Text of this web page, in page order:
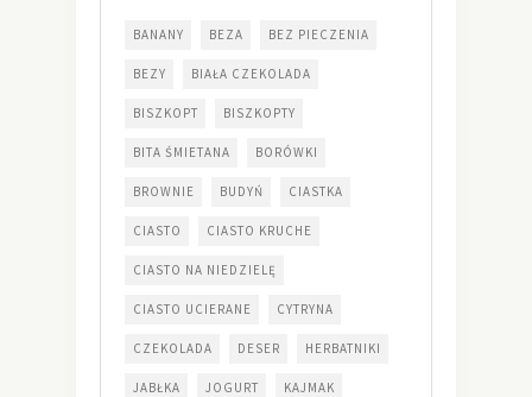
BANANY BEZA BEZ PIECZENIA
BEZY BIAŁA CZEKOLADA
BISZKOPT BISZKOPTY
BITA ŚMIETANA BORÓWKI
BROWNIE BUDYŃ CIASTKA
CIASTO CIASTO KRUCHE
CIASTO NA NIEDZIELĘ
CIASTO UCIERANE CYTRYNA
CZEKOLADA DESER HERBATNIKI
JABŁKA JOGURT KAJMAK